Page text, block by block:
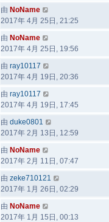
由 NoName
2017年 4月 25日, 21:25
由 NoName
2017年 4月 25日, 19:56
由 ray10117
2017年 4月 19日, 20:36
由 ray10117
2017年 4月 19日, 17:45
由 duke0801
2017年 2月 13日, 12:59
由 NoName
2017年 2月 11日, 07:47
由 zeke710121
2017年 1月 26日, 02:29
由 NoName
2017年 1月 15日, 00:13